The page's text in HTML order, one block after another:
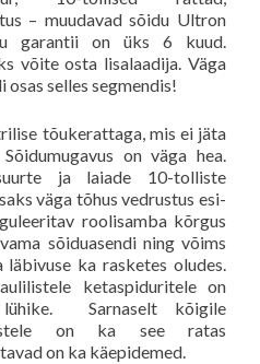
– muudavad sõidu Ultron
garantii on üks 6 kuud.
võite osta lisalaadija. Väga
osas selles segmendis!
tõukerattaga, mis ei jäta
on väga hea.
ja laiade 10-tolliste
väga tõhus vedrustus esi-
roolisamba kõrgus
sõiduasendi ning võims
ka rasketes oludes.
ketaspiduritele on
lühike. Sarnaselt kõigile
on ka see ratas
on ka käepidemed.